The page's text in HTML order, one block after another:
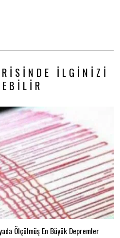
İLGINIZI
Ölçülmüş En Büyük Depremler